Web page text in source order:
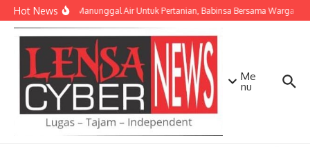
Lewati ke konten
Hot NewsTNI AD Manunggal Air Untuk Pertanian, Babinsa Bersama Warga
Me
nu